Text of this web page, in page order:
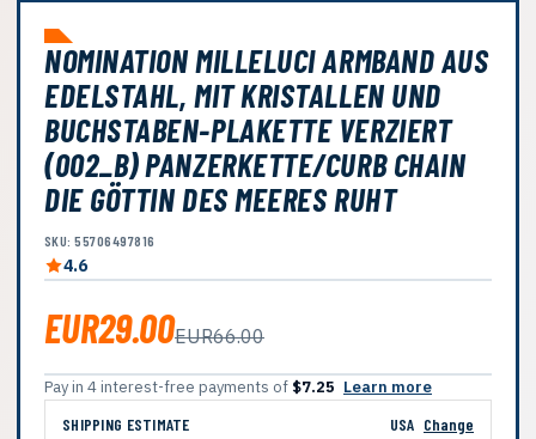
NOMINATION MILLELUCI ARMBAND AUS
EDELSTAHL, MIT KRISTALLEN UND
BUCHSTABEN-PLAKETTE VERZIERT
(002_B) PANZERKETTE/CURB CHAIN
DIE GÖTTIN DES MEERES RUHT
SKU: 55706497816
4.6
EUR29.00EUR66.00
Pay in 4 interest-free payments of $7.25 Learn more
SHIPPING ESTIMATE
USA Change